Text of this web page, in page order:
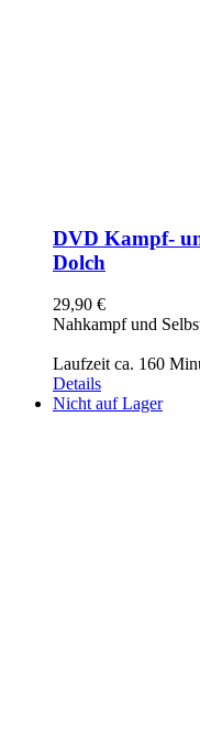
DVD Kampf-
Dolch
29,90 €
Nahkampf und
Laufzeit ca. 160
Details
Nicht auf Lager